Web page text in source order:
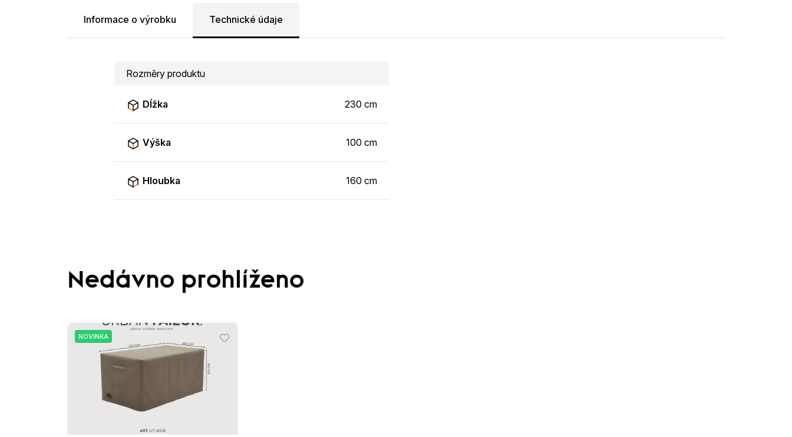
Informace o výrobku Technické údaje
Rozměry produktu
Dĺžka 230 cm
Výška 100 cm
Hloubka 160 cm
Nedávno prohlíženo
NOVINKA